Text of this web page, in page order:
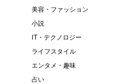
美容・ファッション
小説
IT・テクノロジー
ライフスタイル
エンタメ・趣味
占い